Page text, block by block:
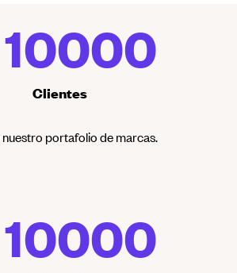
10000
Clientes
portafolio de marcas.
10000